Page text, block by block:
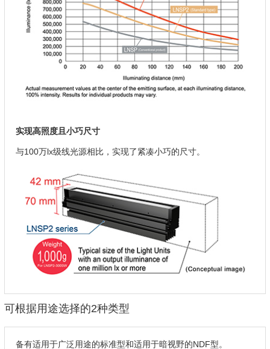
实现高照度且小巧尺寸
与100万lx级线光源相比，实现了紧凑小巧的尺寸。
可根据用途选择的2种类型
备有适用于广泛用途的标准型和适用于暗视野的NDF型。